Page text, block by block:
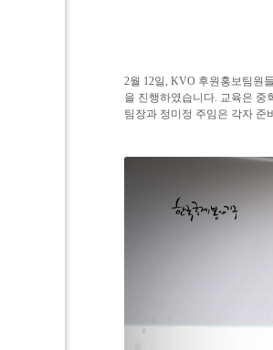
2월 12일, KVO 후원홍보팀원
을 진행하였습니다. 교육은 중
팀장과 정미정 주임은 각자 준